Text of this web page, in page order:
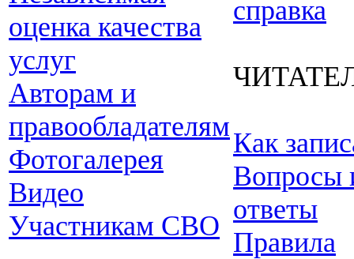
оценка качества
услуг
Авторам и
правообладателям
Фотогалерея
Видео
Участникам СВО
справка
Как
Вопросы
ответы
Правила